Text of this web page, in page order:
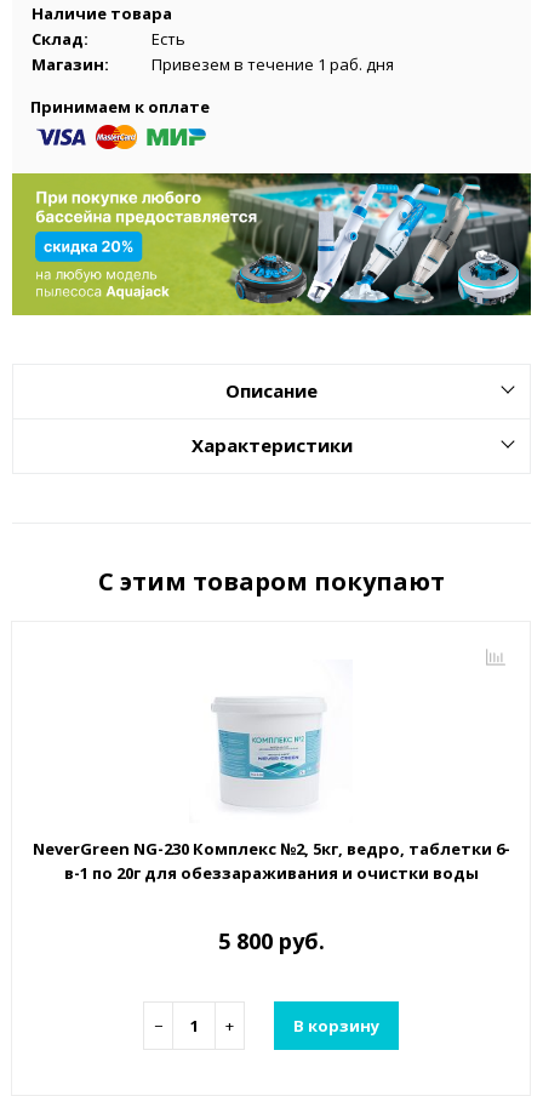
Наличие товара
Склад:
Есть
Магазин:
Привезем в течение 1 раб. дня
Принимаем к оплате
Описание
Характеристики
С этим товаром покупают
NeverGreen NG-230 Комплекс №2, 5кг, ведро, таблетки 6-
в-1 по 20г для обеззараживания и очистки воды
5 800 руб.
− + В корзину